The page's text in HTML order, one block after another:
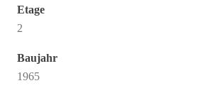
Etage
2
Baujahr
1965